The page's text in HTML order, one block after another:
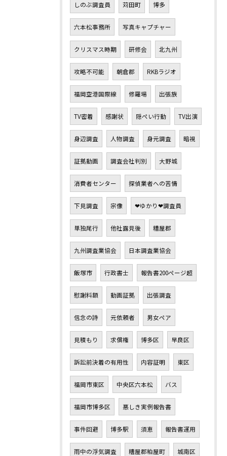
しのぶ調査員 苅田町 博多
六本松事務所 写真キャプチャー
クリスマス時期 研修会 北九州
攻略不可能 朝倉郡 RKBラジオ
福岡空港国際線 修羅場 出張族
TV密着 感謝状 隠ぺい行動 TV出演
身辺調査 人物調査 身元調査 暗視
証拠動画 調査会社判別 大野城
消費者センター 探偵業者への苦情
下見調査 宗像 ❤ゆかり❤調査員
単独尾行 他社露見後 糟屋郡
九州調査業協会 日本調査業協会
飯塚市 行政書士 報告書200ページ超
慰謝料額 動画証拠 出張調査
信念の詩 元依頼者 男女ペア
見積もり 求償権 博多区 早良区
訴訟前決着の有用性 内容証明 東区
福岡市東区 中央区六本松 バス
福岡市博多区 悪しき実例報告書
事件回避 博多駅 須恵 報告書運用
雨中の浮気調査 糟屋郡粕屋町 城南区